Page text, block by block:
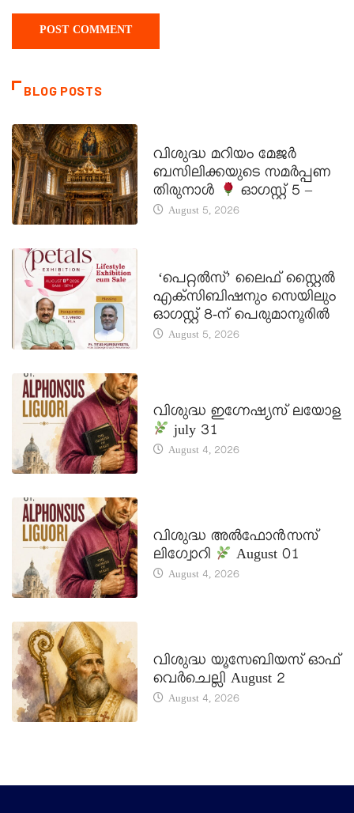
BLOG POSTS
വിശുദ്ധ മറിയം മേജർ
ബസിലിക്കയുടെ സമർപ്പണ
തിരുനാൾ
ഓഗസ്റ്റ് 5 –
August 5, 2026
‘പെറ്റൽസ്’ ലൈഫ് സ്റ്റൈൽ
എക്സിബിഷനും സെയിലും
ഓഗസ്റ്റ് 8-ന് പെരുമാനൂരിൽ
August 5, 2026
വിശുദ്ധ ഇഗ്നേഷ്യസ് ലയോള
july 31
August 4, 2026
വിശുദ്ധ അൽഫോൻസസ്
ലിഗ്വോറി
August 01
August 4, 2026
വിശുദ്ധ യൂസേബിയസ് ഓഫ്
വെർചെല്ലി August 2
August 4, 2026